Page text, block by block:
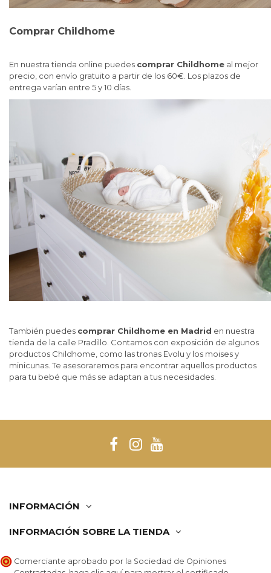
Comprar Childhome
En nuestra tienda online puedes comprar Childhome al mejor
precio, con envío gratuito a partir de los 60€. Los plazos de
entrega varían entre 5 y 10 días.
También puedes comprar Childhome en Madrid en nuestra
tienda de la calle Pradillo. Contamos con exposición de algunos
productos Childhome, como las tronas Evolu y los moises y
minicunas. Te asesoraremos para encontrar aquellos productos
para tu bebé que más se adaptan a tus necesidades.
INFORMACIÓN
INFORMACIÓN SOBRE LA TIENDA
Comerciante aprobado por la Sociedad de Opiniones